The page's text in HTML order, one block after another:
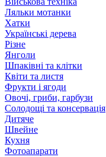
Ляльки мотанки
Хатки
Українські дерева
Різне
Янголи
Шпаківні та клітки
Квіти та листя
Фрукти і ягоди
Овочі, гриби, гарбузи
Солодощі та консервація
Дитяче
Швейне
Кухня
Фотоапарати